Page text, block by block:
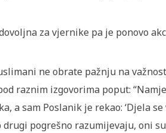
za vjernike pa je ponovo
ne obrate pažnju na
raznim izgovorima poput:
a sam Poslanik je rekao: ‘Djela
drugi pogrešno razumijevaju, oni